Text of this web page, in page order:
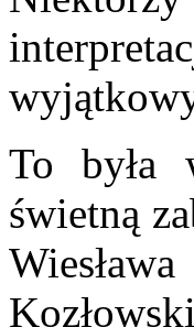
To była
świetną